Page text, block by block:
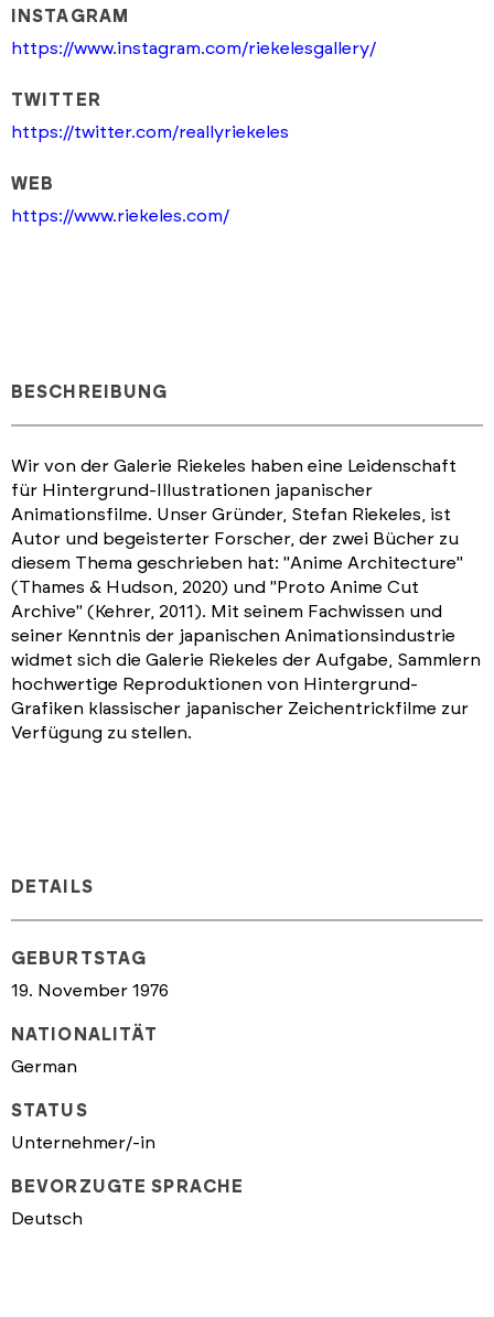
INSTAGRAM
https://www.instagram.com/riekelesgallery/
TWITTER
https://twitter.com/reallyriekeles
WEB
https://www.riekeles.com/
BESCHREIBUNG
Wir von der Galerie Riekeles haben eine Leidenschaft
für Hintergrund-Illustrationen japanischer
Animationsfilme. Unser Gründer, Stefan Riekeles, ist
Autor und begeisterter Forscher, der zwei Bücher zu
diesem Thema geschrieben hat: "Anime Architecture"
(Thames & Hudson, 2020) und "Proto Anime Cut
Archive" (Kehrer, 2011). Mit seinem Fachwissen und
seiner Kenntnis der japanischen Animationsindustrie
widmet sich die Galerie Riekeles der Aufgabe, Sammlern
hochwertige Reproduktionen von Hintergrund-
Grafiken klassischer japanischer Zeichentrickfilme zur
Verfügung zu stellen.
DETAILS
GEBURTSTAG
19. November 1976
NATIONALITÄT
German
STATUS
Unternehmer/-in
BEVORZUGTE SPRACHE
Deutsch